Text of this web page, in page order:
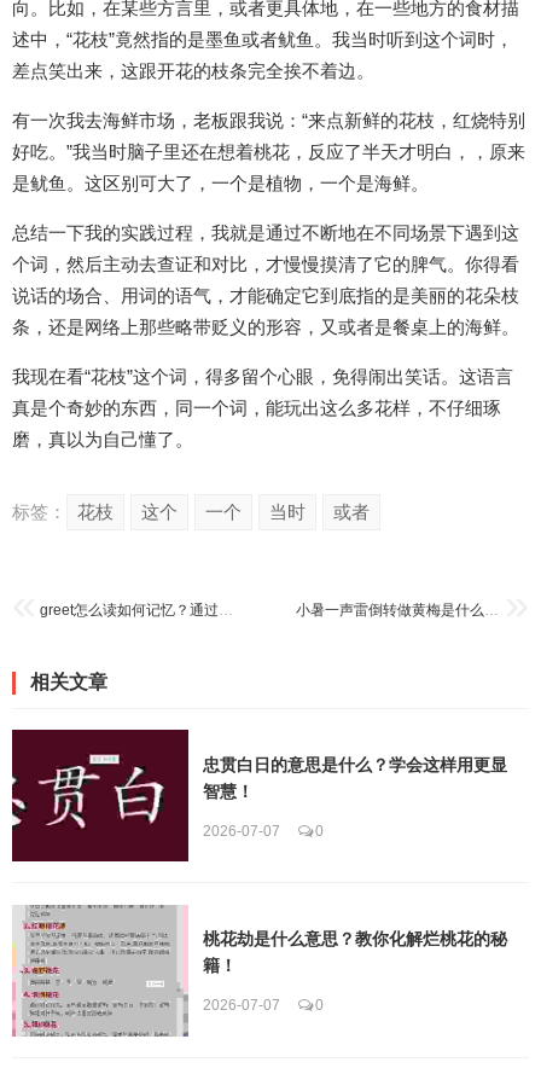
向。比如，在某些方言里，或者更具体地，在一些地方的食材描
述中，“花枝”竟然指的是墨鱼或者鱿鱼。我当时听到这个词时，
差点笑出来，这跟开花的枝条完全挨不着边。
有一次我去海鲜市场，老板跟我说：“来点新鲜的花枝，红烧特别
好吃。”我当时脑子里还在想着桃花，反应了半天才明白，，原来
是鱿鱼。这区别可大了，一个是植物，一个是海鲜。
总结一下我的实践过程，我就是通过不断地在不同场景下遇到这
个词，然后主动去查证和对比，才慢慢摸清了它的脾气。你得看
说话的场合、用词的语气，才能确定它到底指的是美丽的花朵枝
条，还是网络上那些略带贬义的形容，又或者是餐桌上的海鲜。
我现在看“花枝”这个词，得多留个心眼，免得闹出笑话。这语言
真是个奇妙的东西，同一个词，能玩出这么多花样，不仔细琢
磨，真以为自己懂了。
标签： 花枝 这个 一个 当时 或者
greet怎么读如何记忆？通过这个发音方法快速记住它 小暑一声雷倒转做黄梅是什么意思？一句老话藏着大道理
相关文章
忠贯白日的意思是什么？学会这样用更显
智慧！
2026-07-07 0
桃花劫是什么意思？教你化解烂桃花的秘
籍！
2026-07-07 0